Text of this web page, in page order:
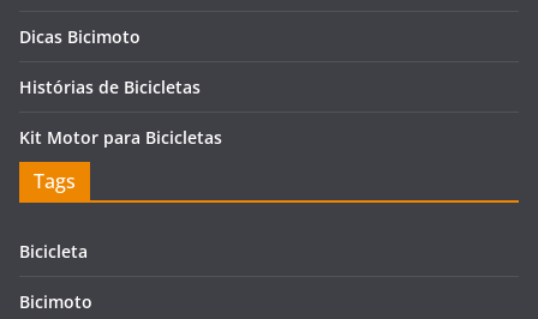
Dicas Bicimoto
Histórias de Bicicletas
Kit Motor para Bicicletas
Tags
Bicicleta
Bicimoto